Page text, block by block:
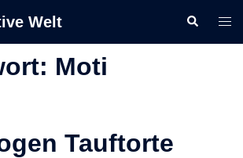
Welt Suche
Moti
Tauftorte